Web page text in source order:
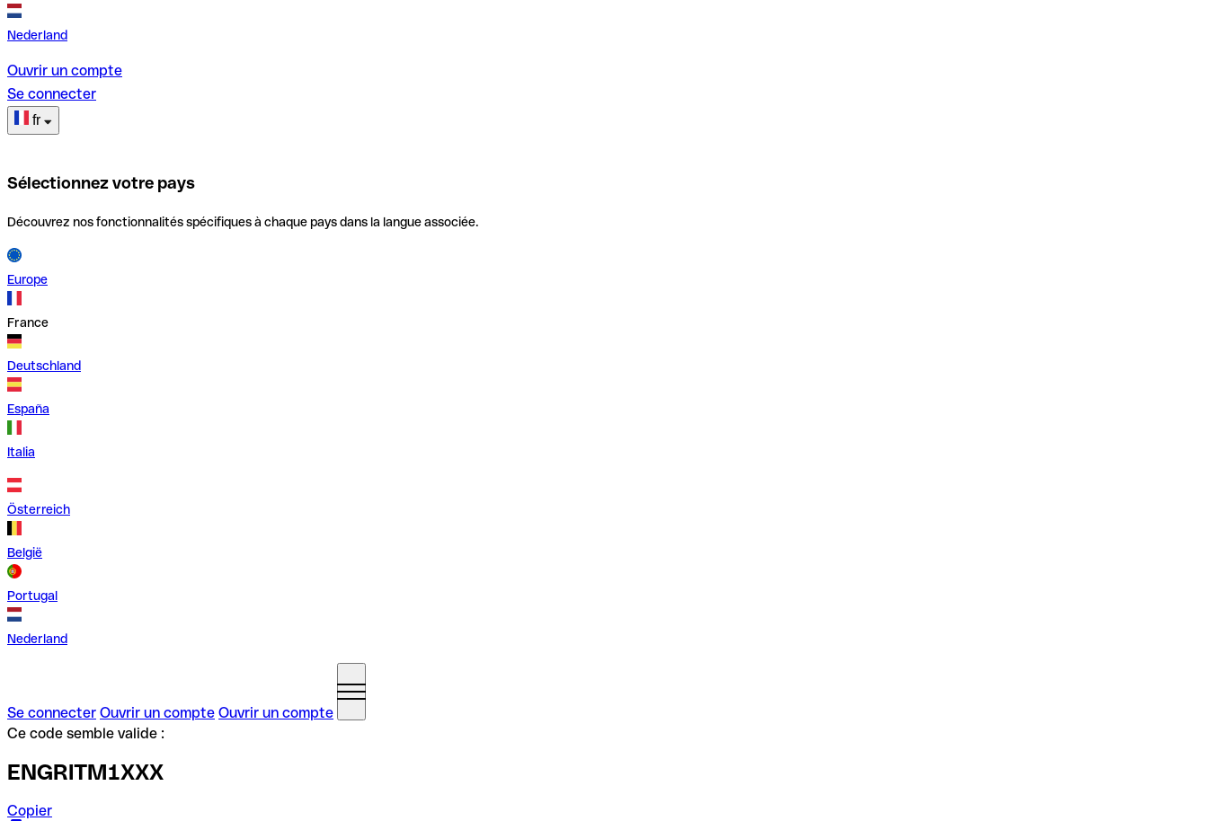
Nederland
Ouvrir un compte
Se connecter
fr
Sélectionnez votre pays
Découvrez nos fonctionnalités spécifiques à chaque pays dans la langue associée.
Europe
France
Deutschland
España
Italia
Österreich
België
Portugal
Nederland
Se connecter Ouvrir un compte Ouvrir un compte
Ce code semble valide :
ENGRITM1XXX
Copier